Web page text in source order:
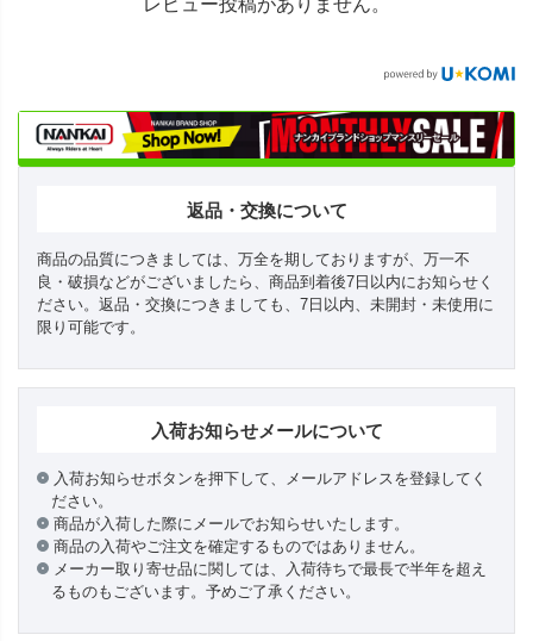
返品・交換について
商品の品質につきましては、万全を期しておりますが、万一不
良・破損などがございましたら、商品到着後7日以内にお知らせく
ださい。返品・交換につきましても、7日以内、未開封・未使用に
限り可能です。
入荷お知らせメールについて
入荷お知らせボタンを押下して、メールアドレスを登録してく
ださい。
商品が入荷した際にメールでお知らせいたします。
商品の入荷やご注文を確定するものではありません。
メーカー取り寄せ品に関しては、入荷待ちで最長で半年を超え
るものもございます。予めご了承ください。